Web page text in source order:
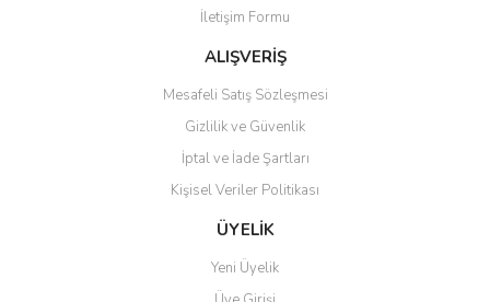
Ürün fiyatı diğer sitelerden daha pahalı.
Bu ürüne benzer farklı alternatifler olmalı.
Gönder
İletişim Formu
ALIŞVERİŞ
Mesafeli Satış Sözleşmesi
Gizlilik ve Güvenlik
İptal ve İade Şartları
Kişisel Veriler Politikası
ÜYELİK
Yeni Üyelik